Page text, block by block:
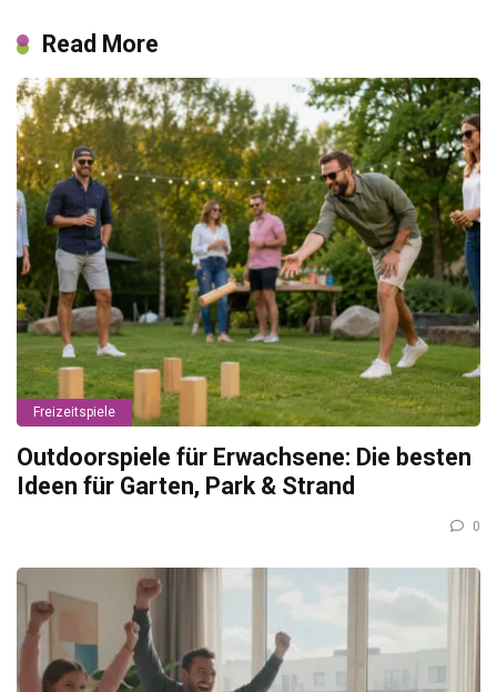
Read More
Freizeitspiele
Outdoorspiele für Erwachsene: Die besten
Ideen für Garten, Park & Strand
0